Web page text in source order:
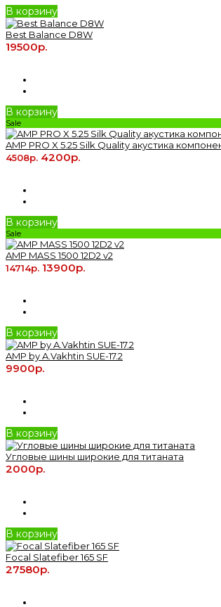
В корзину
Best Balance D8W
19500р.
В корзину
Sale
AMP PRO X 5.25 Silk Quality акустика
4508р. 4200р.
В корзину
Sale
AMP MASS 1500 12D2 v2
14714р. 13900р.
В корзину
AMP by A.Vakhtin SUE-17.2
9900р.
В корзину
Угловые шины широкие для титаната
2000р.
В корзину
Focal Slatefiber 165 SF
27580р.